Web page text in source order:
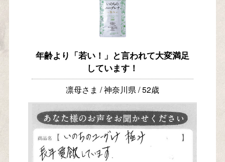
年齢より「若い！」と言われて大変満足
しています！
凛母さま / 神奈川県 / 52歳